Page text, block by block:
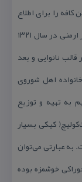
را برای اطلاع
بیشتر شما بیان كنیم. باید بگوییم كه خانواده مهاجر ارمنی در سال ۱۳۲۱
در قالب نانوایی و بعد
اهل شوروی
به تهیه و توزیع
كیكی بسیار
عبارتی می‌توان
خوشمزه بوده